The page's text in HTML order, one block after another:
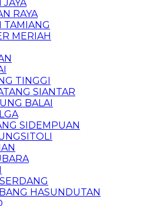
JAYA
RAYA
TAMIANG
MERIAH
TINGGI
SIANTAR
BALAI
SIDEMPUAN
HASUNDUTAN